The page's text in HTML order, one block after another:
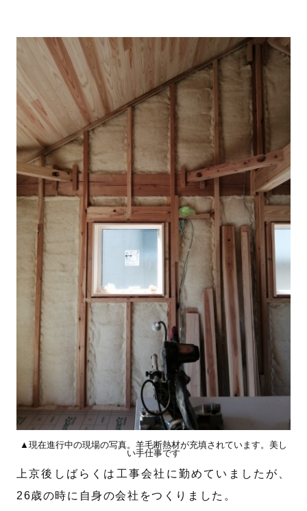
▲現在進行中の現場の写真。羊毛断熱材が充填されています。美し
い手仕事です
上京後しばらくは工事会社に勤めていましたが、
26歳の時に自身の会社をつくりました。